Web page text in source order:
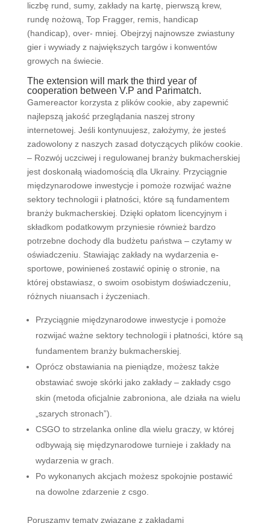
liczbę rund, sumy, zakłady na kartę, pierwszą krew,
rundę nożową, Top Fragger, remis, handicap
(handicap), over- mniej. Obejrzyj najnowsze zwiastuny
gier i wywiady z największych targów i konwentów
growych na świecie.
The extension will mark the third year of
cooperation between V.P and Parimatch.
Gamereactor korzysta z plików cookie, aby zapewnić
najlepszą jakość przeglądania naszej strony
internetowej. Jeśli kontynuujesz, założymy, że jesteś
zadowolony z naszych zasad dotyczących plików cookie.
– Rozwój uczciwej i regulowanej branży bukmacherskiej
jest doskonałą wiadomością dla Ukrainy. Przyciągnie
międzynarodowe inwestycje i pomoże rozwijać ważne
sektory technologii i płatności, które są fundamentem
branży bukmacherskiej. Dzięki opłatom licencyjnym i
składkom podatkowym przyniesie również bardzo
potrzebne dochody dla budżetu państwa – czytamy w
oświadczeniu. Stawiając zakłady na wydarzenia e-
sportowe, powinieneś zostawić opinię o stronie, na
której obstawiasz, o swoim osobistym doświadczeniu,
różnych niuansach i życzeniach.
Przyciągnie międzynarodowe inwestycje i pomoże
rozwijać ważne sektory technologii i płatności, które są
fundamentem branży bukmacherskiej.
Oprócz obstawiania na pieniądze, możesz także
obstawiać swoje skórki jako zakłady – zakłady csgo
skin (metoda oficjalnie zabroniona, ale działa na wielu
„szarych stronach”).
CSGO to strzelanka online dla wielu graczy, w której
odbywają się międzynarodowe turnieje i zakłady na
wydarzenia w grach.
Po wykonanych akcjach możesz spokojnie postawić
na dowolne zdarzenie z csgo.
Poruszamy tematy związane z zakładami